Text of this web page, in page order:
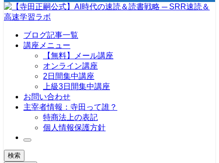
ブログ記事一覧
講座メニュー
【無料】メール講座
オンライン講座
2日間集中講座
上級3日間集中講座
お問い合わせ
主宰者情報：寺田って誰？
特商法上の表記
個人情報保護方針
検索